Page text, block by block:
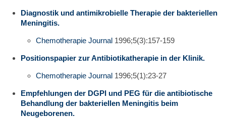
Diagnostik und antimikrobielle Therapie der bakteriellen
Meningitis.
Chemotherapie Journal 1996;5(3):157-159
Positionspapier zur Antibiotikatherapie in der Klinik.
Chemotherapie Journal 1996;5(1):23-27
Empfehlungen der DGPI und PEG für die antibiotische
Behandlung der bakteriellen Meningitis beim
Neugeborenen.